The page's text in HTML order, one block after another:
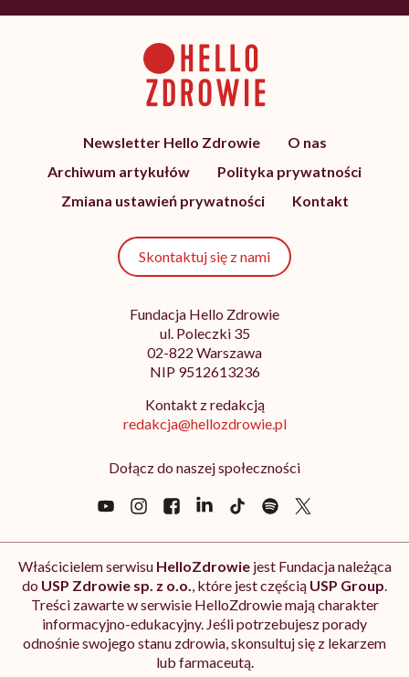
Newsletter Hello Zdrowie
O nas
Archiwum artykułów
Polityka prywatności
Zmiana ustawień prywatności
Kontakt
Skontaktuj się z nami
Fundacja Hello Zdrowie
ul. Poleczki 35
02-822 Warszawa
NIP 9512613236
Kontakt z redakcją
redakcja@hellozdrowie.pl
Dołącz do naszej społeczności
Właścicielem serwisu HelloZdrowiejest Fundacja należąca
do USP Zdrowie sp. z o.o., które jest częścią USP Group.
Treści zawarte w serwisie HelloZdrowie mają charakter
informacyjno-edukacyjny. Jeśli potrzebujesz porady
odnośnie swojego stanu zdrowia, skonsultuj się z lekarzem
lub farmaceutą.